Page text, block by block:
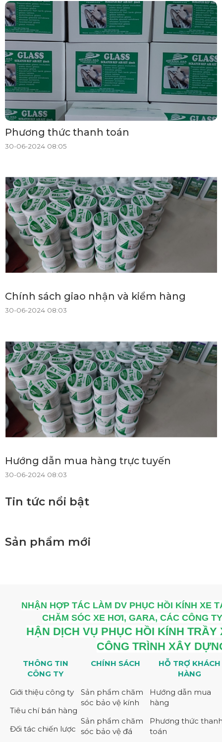
Phương thức thanh toán
30-06-2024 08:05
Chính sách giao nhận và kiểm hàng
30-06-2024 08:03
Hướng dẫn mua hàng trực tuyến
30-06-2024 08:03
Tin tức nổi bật
Sản phẩm mới
NHẬN HỢP TÁC LÀM DV PHỤC HỒI KÍNH XE
CHĂM SÓC XE HƠI, GARA, CÁC CÔNG
HẬN DỊCH VỤ PHỤC HỒI KÍNH
CÔNG TRÌNH XÂY
THÔNG TIN
CÔNG TY
CHÍNH SÁCH
HỖ TRỢ KHÁCH
HÀNG
Giới thiệu công ty
Tiêu chí bán hàng
Đối tác chiến lược
Sản phẩm chăm
sóc bảo vệ kính
Sản phẩm chăm
sóc bảo vệ đá
Hướng dẫn mua
hàng
Phương thức
toán